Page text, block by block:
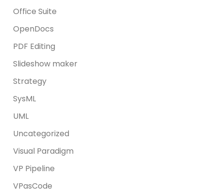
Office Suite
OpenDocs
PDF Editing
Slideshow maker
Strategy
SysML
UML
Uncategorized
Visual Paradigm
VP Pipeline
VPasCode